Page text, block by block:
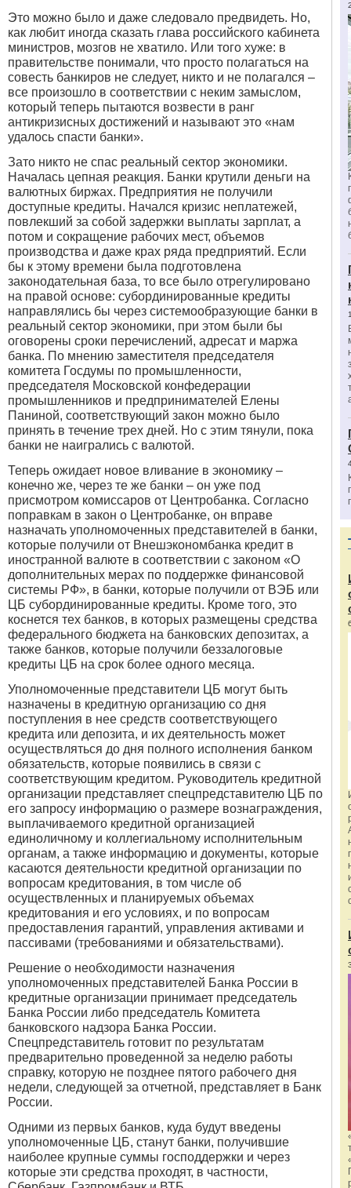
Это можно было и даже следовало предвидеть. Но,
как любит иногда сказать глава российского кабинета
министров, мозгов не хватило. Или того хуже: в
правительстве понимали, что просто полагаться на
совесть банкиров не следует, никто и не полагался –
все произошло в соответствии с неким замыслом,
который теперь пытаются возвести в ранг
антикризисных достижений и называют это «нам
удалось спасти банки».
Зато никто не спас реальный сектор экономики.
Началась цепная реакция. Банки крутили деньги на
валютных биржах. Предприятия не получили
доступные кредиты. Начался кризис неплатежей,
повлекший за собой задержки выплаты зарплат, а
потом и сокращение рабочих мест, объемов
производства и даже крах ряда предприятий. Если
бы к этому времени была подготовлена
законодательная база, то все было отрегулировано
на правой основе: субординированные кредиты
направлялись бы через системообразующие банки в
реальный сектор экономики, при этом были бы
оговорены сроки перечислений, адресат и маржа
банка. По мнению заместителя председателя
комитета Госдумы по промышленности,
председателя Московской конфедерации
промышленников и предпринимателей Елены
Паниной, соответствующий закон можно было
принять в течение трех дней. Но с этим тянули, пока
банки не наигрались с валютой.
Теперь ожидает новое вливание в экономику –
конечно же, через те же банки – он уже под
присмотром комиссаров от Центробанка. Согласно
поправкам в закон о Центробанке, он вправе
назначать уполномоченных представителей в банки,
которые получили от Внешэкономбанка кредит в
иностранной валюте в соответствии с законом «О
дополнительных мерах по поддержке финансовой
системы РФ», в банки, которые получили от ВЭБ или
ЦБ субординированные кредиты. Кроме того, это
коснется тех банков, в которых размещены средства
федерального бюджета на банковских депозитах, а
также банков, которые получили беззалоговые
кредиты ЦБ на срок более одного месяца.
Уполномоченные представители ЦБ могут быть
назначены в кредитную организацию со дня
поступления в нее средств соответствующего
кредита или депозита, и их деятельность может
осуществляться до дня полного исполнения банком
обязательств, которые появились в связи с
соответствующим кредитом. Руководитель кредитной
организации представляет спецпредставителю ЦБ по
его запросу информацию о размере вознаграждения,
выплачиваемого кредитной организацией
единоличному и коллегиальному исполнительным
органам, а также информацию и документы, которые
касаются деятельности кредитной организации по
вопросам кредитования, в том числе об
осуществленных и планируемых объемах
кредитования и его условиях, и по вопросам
предоставления гарантий, управления активами и
пассивами (требованиями и обязательствами).
Решение о необходимости назначения
уполномоченных представителей Банка России в
кредитные организации принимает председатель
Банка России либо председатель Комитета
банковского надзора Банка России.
Спецпредставитель готовит по результатам
предварительно проведенной за неделю работы
справку, которую не позднее пятого рабочего дня
недели, следующей за отчетной, представляет в Банк
России.
Одними из первых банков, куда будут введены
уполномоченные ЦБ, станут банки, получившие
наиболее крупные суммы господдержки и через
которые эти средства проходят, в частности,